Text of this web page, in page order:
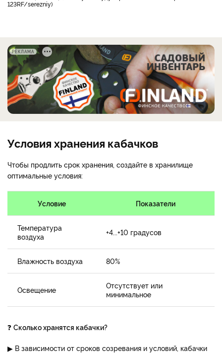
123RF/serezniy)
РЕКЛАМА
Условия хранения кабачков
Чтобы продлить срок хранения, создайте в хранилище
оптимальные условия:
Условие Показатели
Температура
воздуха
+4...+10 градусов
Влажность воздуха 80%
Освещение
Отсутствует или
минимальное
❓ Сколько хранятся кабачки?
▶ В зависимости от сроков созревания и условий, кабачки